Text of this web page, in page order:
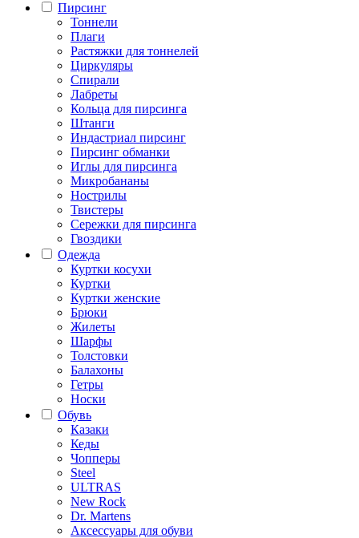
Пирсинг
Тоннели
Плаги
Растяжки для тоннелей
Циркуляры
Спирали
Лабреты
Кольца для пирсинга
Штанги
Индастриал пирсинг
Пирсинг обманки
Иглы для пирсинга
Микробананы
Нострилы
Твистеры
Сережки для пирсинга
Гвоздики
Одежда
Куртки косухи
Куртки
Куртки женские
Брюки
Жилеты
Шарфы
Толстовки
Балахоны
Гетры
Носки
Обувь
Казаки
Кеды
Чопперы
Steel
ULTRAS
New Rock
Dr. Martens
Аксессуары для обуви